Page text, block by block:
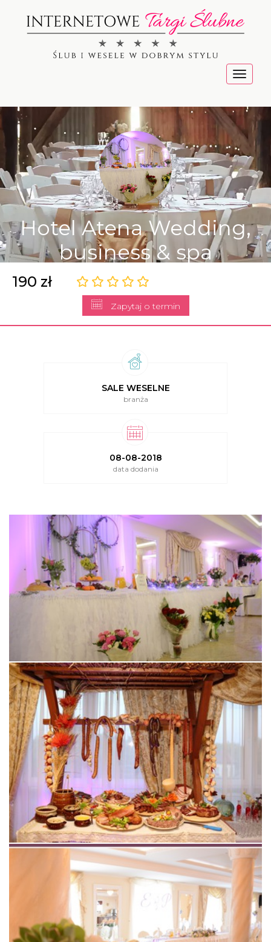
Menu
Hotel Atena Wedding,
business & spa
190 zł
Zapytaj o termin
SALE WESELNE
branża
08-08-2018
data dodania